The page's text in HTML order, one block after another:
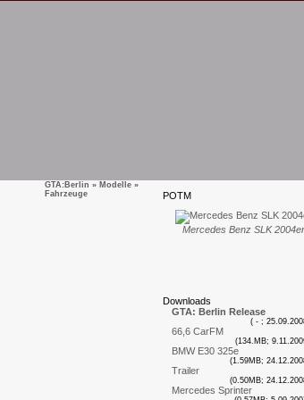
POTM
Mercedes Benz SLK 2004er
Downloads
GTA: Berlin Release
( - ;
66,6 CarFM
(134.MB;
BMW E30 325e
(1.59MB;
Trailer
(0.50MB;
Mercedes Sprinter
GTA:Berlin » Modelle »
Fahrzeuge